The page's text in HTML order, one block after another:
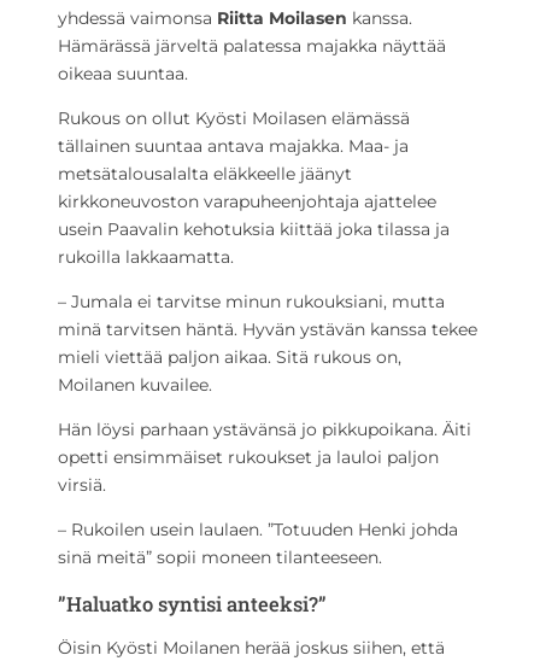
yhdessä vaimonsa Riitta Moilasen kanssa.
Hämärässä järveltä palatessa majakka näyttää
oikeaa suuntaa.
Rukous on ollut Kyösti Moilasen elämässä
tällainen suuntaa antava majakka. Maa- ja
metsätalousalalta eläkkeelle jäänyt
kirkkoneuvoston varapuheenjohtaja ajattelee
usein Paavalin kehotuksia kiittää joka tilassa ja
rukoilla lakkaamatta.
– Jumala ei tarvitse minun rukouksiani, mutta
minä tarvitsen häntä. Hyvän ystävän kanssa tekee
mieli viettää paljon aikaa. Sitä rukous on,
Moilanen kuvailee.
Hän löysi parhaan ystävänsä jo pikkupoikana. Äiti
opetti ensimmäiset rukoukset ja lauloi paljon
virsiä.
– Rukoilen usein laulaen. ”Totuuden Henki johda
sinä meitä” sopii moneen tilanteeseen.
”Haluatko syntisi anteeksi?”
Öisin Kyösti Moilanen herää joskus siihen, että